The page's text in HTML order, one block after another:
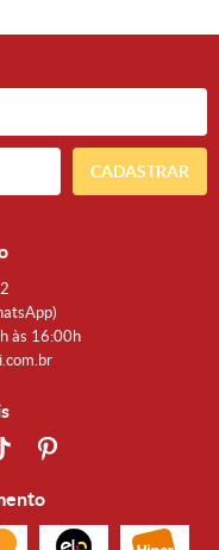
CADASTRAR
às 16:00h